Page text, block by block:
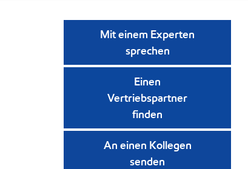
Mit einem Experten
sprechen
Einen
Vertriebspartner
finden
An einen Kollegen
senden